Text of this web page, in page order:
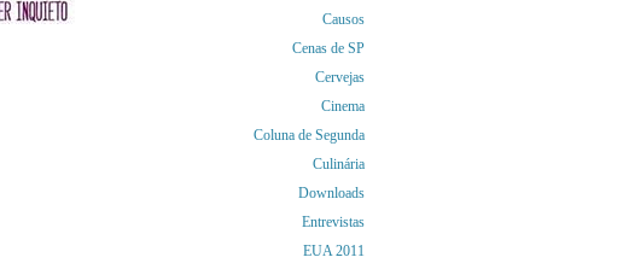
Causos
Cenas de SP
Cervejas
Cinema
Coluna de Segunda
Culinária
Downloads
Entrevistas
EUA 2011